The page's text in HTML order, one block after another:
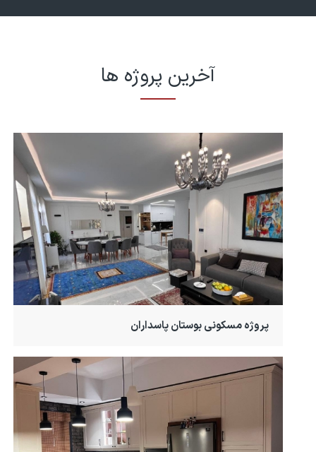
آخرین پروژه ها
پروژه مسکونی بوستان پاسداران